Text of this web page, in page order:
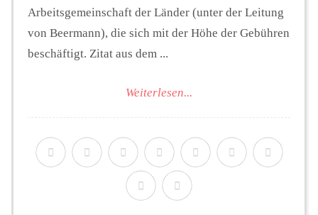
Arbeitsgemeinschaft der Länder (unter der Leitung
von Beermann), die sich mit der Höhe der Gebühren
beschäftigt. Zitat aus dem ...
Weiterlesen...